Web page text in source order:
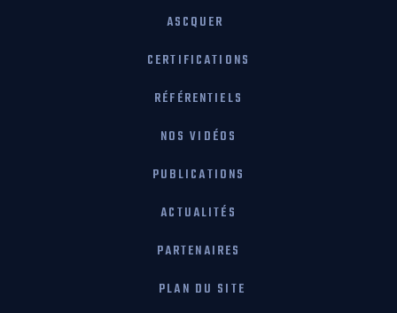
ASCQUER
CERTIFICATIONS
RÉFÉRENTIELS
NOS VIDÉOS
PUBLICATIONS
ACTUALITÉS
PARTENAIRES
PLAN DU SITE